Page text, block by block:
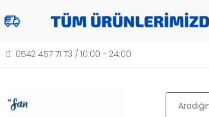
0542 457 71 73 / 10:00 - 24:00
Ara